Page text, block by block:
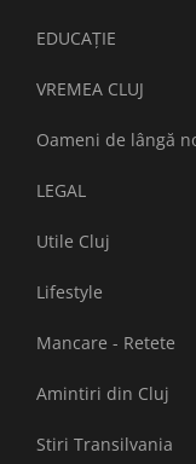
EDUCAȚIE
VREMEA CLUJ
Oameni de lângă
LEGAL
Utile Cluj
Lifestyle
Mancare - Retete
Amintiri din Cluj
Stiri Transilvania